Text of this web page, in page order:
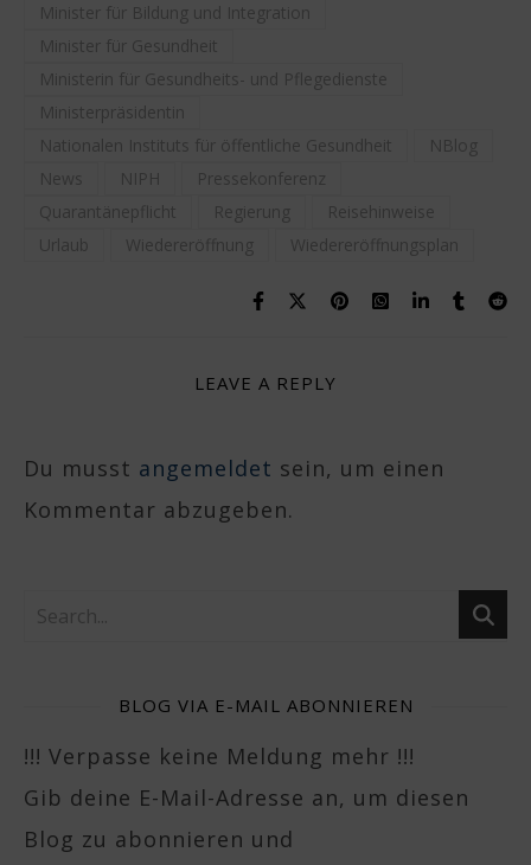
Minister für Bildung und Integration
Minister für Gesundheit
Ministerin für Gesundheits- und Pflegedienste
Ministerpräsidentin
Nationalen Instituts für öffentliche Gesundheit
NBlog
News
NIPH
Pressekonferenz
Quarantänepflicht
Regierung
Reisehinweise
Urlaub
Wiedereröffnung Wiedereröffnungsplan
LEAVE A REPLY
Du musst angemeldet sein, um einen
Kommentar abzugeben.
BLOG VIA E-MAIL ABONNIEREN
!!! Verpasse keine Meldung mehr !!!
Gib deine E-Mail-Adresse an, um diesen
Blog zu abonnieren und